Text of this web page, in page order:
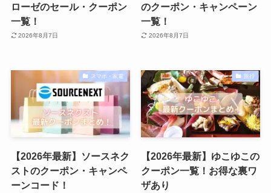
ローゼのセール・クーポン
一覧！
2026年8月7日
のクーポン・キャンペーン
一覧！
2026年8月7日
スマホ・家電
【2026年最新】ソースネク
ストのクーポン・キャンペ
ーンコード！
旅行
【2026年最新】ゆこゆこの
クーポン一覧！お得な裏ワ
ザあり